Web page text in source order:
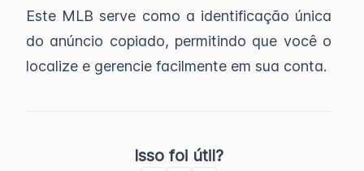
Este MLB serve como a identificação única
do anúncio copiado, permitindo que você o
localize e gerencie facilmente em sua conta.
Isso foi útil?